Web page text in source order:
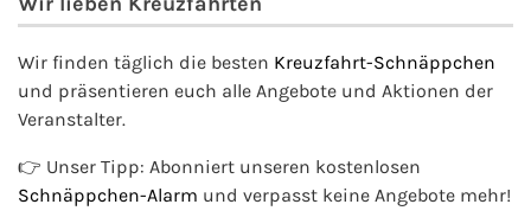
Wir finden täglich die besten Kreuzfahrt-Schnäppchen
und präsentieren euch alle Angebote und Aktionen der
Veranstalter.
👉 Unser Tipp: Abonniert unseren kostenlosen
Schnäppchen-Alarm und verpasst keine Angebote mehr!